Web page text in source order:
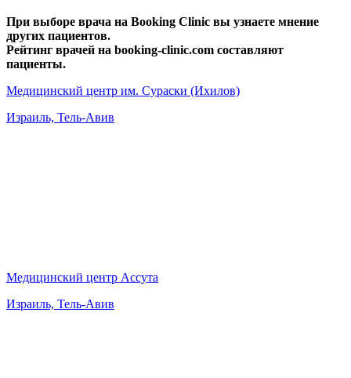
При выборе врача на Booking Clinic вы узнаете мнение
других пациентов.
Рейтинг врачей на booking-clinic.com составляют
пациенты.
Медицинский центр им. Сураски (Ихилов)
Израиль, Тель-Авив
Медицинский центр Ассута
Израиль, Тель-Авив